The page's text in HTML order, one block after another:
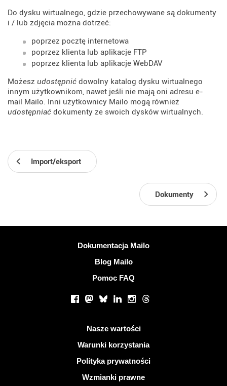
Do dysku wirtualnego, gdzie przechowywane są dokumenty
i / lub zdjęcia można dotrzeć:
poprzez pocztę internetowa
poprzez klienta lub aplikacje FTP
poprzez klienta lub aplikacje WebDAV
Możesz udostępnić dowolny katalog dysku wirtualnego
innym użytkownikom, nawet jeśli nie mają oni adresu e-
mail Mailo. Inni użytkownicy Mailo mogą również
udostępniać dokumenty ze swoich dysków wirtualnych.
Import/eksport
Dokumenty
Dokumentacja Mailo
Blog Mailo
Pomoc FAQ
Facebook
Mastodon
BlueskyLinkedInInstagram
Threads
Nasze wartości
Warunki korzystania
Polityka prywatności
Wzmianki prawne